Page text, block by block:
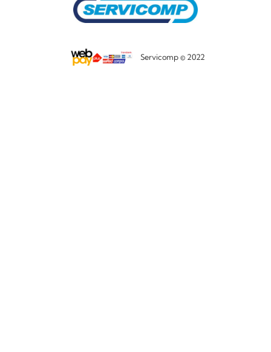
Servicomp © 2022